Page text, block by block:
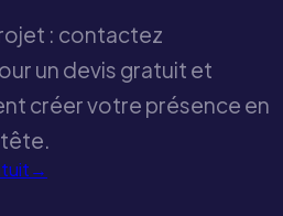
: contactez
un devis gratuit et
créer votre présence en
tête.
→